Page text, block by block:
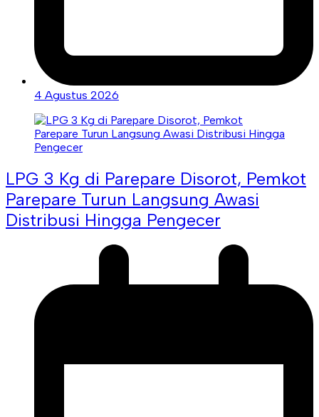
4 Agustus 2026
LPG 3 Kg di Parepare Disorot, Pemkot
Parepare Turun Langsung Awasi
Distribusi Hingga Pengecer